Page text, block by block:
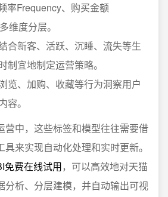
率Frequency、购买金额
维度分层。
合新客、活跃、沉睡、流失等生
制宜地制定运营策略。
览、加购、收藏等行为洞察用户
容。
营中，这些标签和模型往往需要借
来实现自动化处理和实时更新。
免费在线试用，可以高效地对天猫
分析、分层建模，并自动输出可视